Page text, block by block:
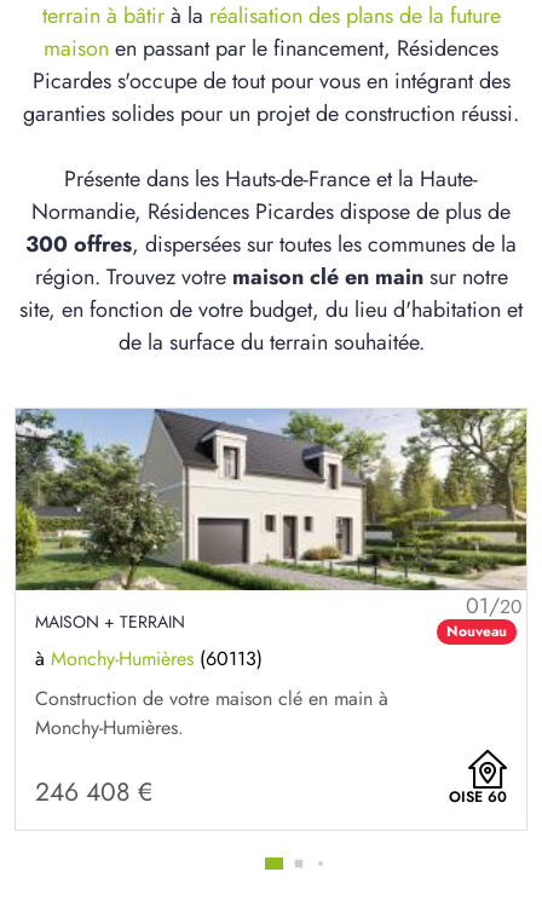
terrain à bâtirà la réalisation des plans de la future
maison en passant par le financement, Résidences
Picardes s'occupe de tout pour vous en intégrant des
garanties solides pour un projet de construction réussi.
Présente dans les Hauts-de-France et la Haute-
Normandie, Résidences Picardes dispose de plus de
300 offres, dispersées sur toutes les communes de la
région. Trouvez votre maison clé en mainsur notre
site, en fonction de votre budget, du lieu d'habitation et
de la surface du terrain souhaitée.
01/20
Nouveau
MAISON + TERRAIN
à Monchy-Humières (60113)
Construction de votre maison clé en main à
Monchy-Humières.
246 408 € OISE 60